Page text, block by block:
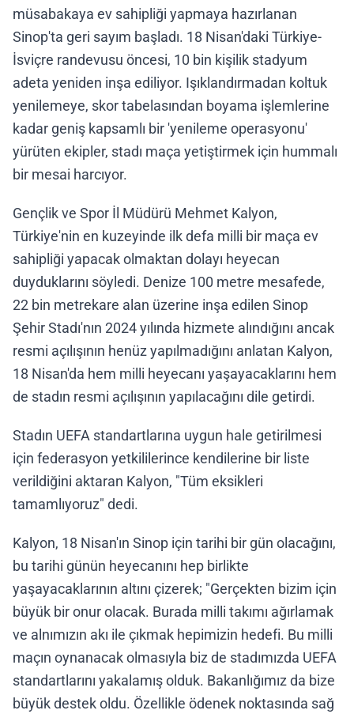
müsabakaya ev sahipliği yapmaya hazırlanan
Sinop'ta geri sayım başladı. 18 Nisan'daki Türkiye-
İsviçre randevusu öncesi, 10 bin kişilik stadyum
adeta yeniden inşa ediliyor. Işıklandırmadan koltuk
yenilemeye, skor tabelasından boyama işlemlerine
kadar geniş kapsamlı bir 'yenileme operasyonu'
yürüten ekipler, stadı maça yetiştirmek için hummalı
bir mesai harcıyor.
Gençlik ve Spor İl Müdürü Mehmet Kalyon,
Türkiye'nin en kuzeyinde ilk defa milli bir maça ev
sahipliği yapacak olmaktan dolayı heyecan
duyduklarını söyledi. Denize 100 metre mesafede,
22 bin metrekare alan üzerine inşa edilen Sinop
Şehir Stadı'nın 2024 yılında hizmete alındığını ancak
resmi açılışının henüz yapılmadığını anlatan Kalyon,
18 Nisan'da hem milli heyecanı yaşayacaklarını hem
de stadın resmi açılışının yapılacağını dile getirdi.
Stadın UEFA standartlarına uygun hale getirilmesi
için federasyon yetkililerince kendilerine bir liste
verildiğini aktaran Kalyon, "Tüm eksikleri
tamamlıyoruz" dedi.
Kalyon, 18 Nisan'ın Sinop için tarihi bir gün olacağını,
bu tarihi günün heyecanını hep birlikte
yaşayacaklarının altını çizerek; "Gerçekten bizim için
büyük bir onur olacak. Burada milli takımı ağırlamak
ve alnımızın akı ile çıkmak hepimizin hedefi. Bu milli
maçın oynanacak olmasıyla biz de stadımızda UEFA
standartlarını yakalamış olduk. Bakanlığımız da bize
büyük destek oldu. Özellikle ödenek noktasında sağ